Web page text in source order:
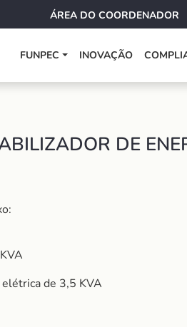
ÁREA DO COORDENADOR
FUNPEC INOVAÇÃO
DE
de 3,5 KVA